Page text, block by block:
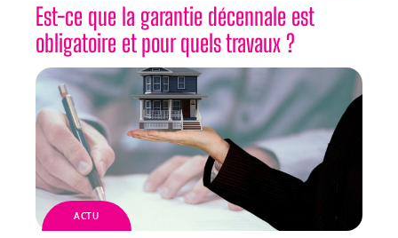
Est-ce que la garantie décennale est
obligatoire et pour quels travaux ?
ACTU